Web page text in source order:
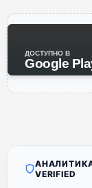
ДОСТУПНО В
Google
VERIFIED